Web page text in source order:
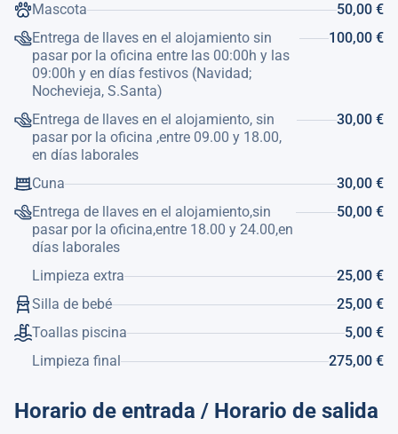
Mascota
50,00 €
Entrega de llaves en el alojamiento sin
pasar por la oficina entre las 00:00h y las
09:00h y en días festivos (Navidad;
Nochevieja, S.Santa)
100,00 €
Entrega de llaves en el alojamiento, sin
pasar por la oficina ,entre 09.00 y 18.00,
en días laborales
30,00 €
Cuna
30,00 €
Entrega de llaves en el alojamiento,sin
pasar por la oficina,entre 18.00 y 24.00,en
días laborales
50,00 €
Limpieza extra
25,00 €
Silla de bebé
25,00 €
Toallas piscina
5,00 €
Limpieza final
275,00 €
Horario de entrada / Horario de salida